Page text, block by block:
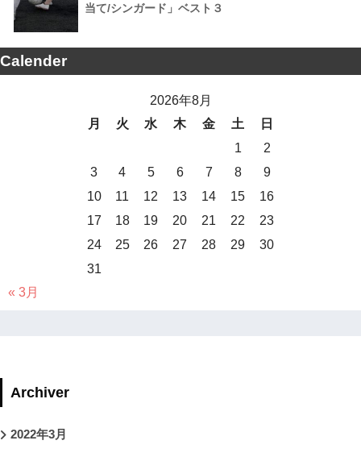
当て/シンガード」ベスト３
Calender
2026年8月
月
火 水 木 金 土
日
1
2
3
4 5 6 7 8
9
10
11 12 13 14 15
16
17
18 19 20 21 22
23
24
25 26 27 28 29
30
31
« 3月
Archiver
2022年3月